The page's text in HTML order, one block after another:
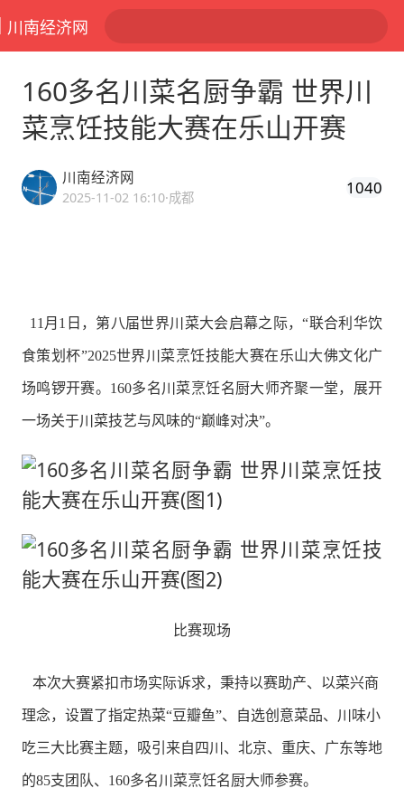
川南经济网
160多名川菜名厨争霸 世界川
菜烹饪技能大赛在乐山开赛
川南经济网
2025-11-02 16:10·成都 1040
11月1日，第八届世界川菜大会启幕之际，“联合利华饮
食策划杯”2025世界川菜烹饪技能大赛在乐山大佛文化广
场鸣锣开赛。160多名川菜烹饪名厨大师齐聚一堂，展开
一场关于川菜技艺与风味的“巅峰对决”。
比赛现场
本次大赛紧扣市场实际诉求，秉持以赛助产、以菜兴商
理念，设置了指定热菜“豆瓣鱼”、自选创意菜品、川味小
吃三大比赛主题，吸引来自四川、北京、重庆、广东等地
的85支团队、160多名川菜烹饪名厨大师参赛。